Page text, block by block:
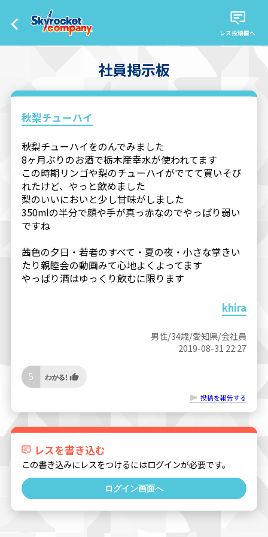
レス投稿欄へ
社員掲示板
秋梨チューハイ
秋梨チューハイをのんでみました
8ヶ月ぶりのお酒で栃木産幸水が使われてます
この時期リンゴや梨のチューハイがでてて買いそび
れたけど、やっと飲めました
梨のいいにおいと少し甘味がしました
350mlの半分で顔や手が真っ赤なのでやっぱり弱い
ですね
茜色の夕日・若者のすべて・夏の夜・小さな掌きい
たり親睦会の動画みて心地よくよってます
やっぱり酒はゆっくり飲むに限ります
khira
男性/34歳/愛知県/会社員
2019-08-31 22:27
5
投稿を報告する
レスを書き込む
この書き込みにレスをつけるにはログインが必要です。
ログイン画面へ